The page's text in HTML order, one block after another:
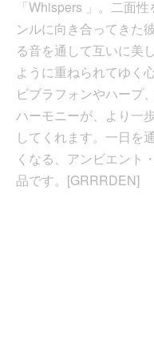
「Whispers 」。二面
ンルに向き合ってきた
る音を通して互いに美
ように重ねられてゆく
ビブラフォンやハープ
ハーモニーが、より一
してくれます。一日を
くなる、アンビエント
品です。[GRRRDEN]